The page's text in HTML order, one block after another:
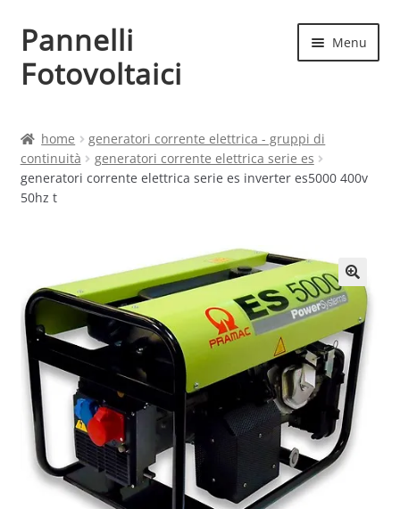
Vai
alla
navigazione
Vai
al
contenuto
Pannelli
Fotovoltaici
Menu
Cart
Checkout
Contatti
My account
Produttori
Sample Page
Shop
home
generatori corrente elettrica - gruppi di
continuità
generatori corrente elettrica serie es
generatori corrente elettrica serie es inverter es5000 400v
50hz t